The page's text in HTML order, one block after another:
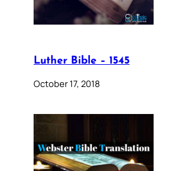
Luther Bible – 1545
October 17, 2018